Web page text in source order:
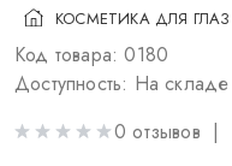
КОСМЕТИКА ДЛЯ ГЛАЗ
Код товара: 0180
Доступность: На складе
0 отзывов |